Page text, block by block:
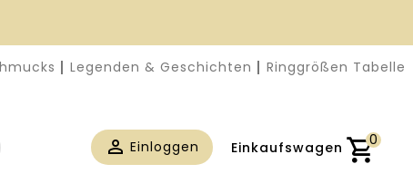
Legenden & Geschichten Ringgrößen Tabelle
Einkaufswagen 0
Einloggen